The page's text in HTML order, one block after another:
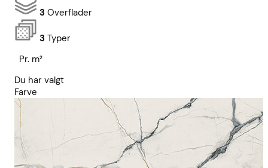
3 Overflader
3 Typer
Pr. m²
Du har valgt
Farve